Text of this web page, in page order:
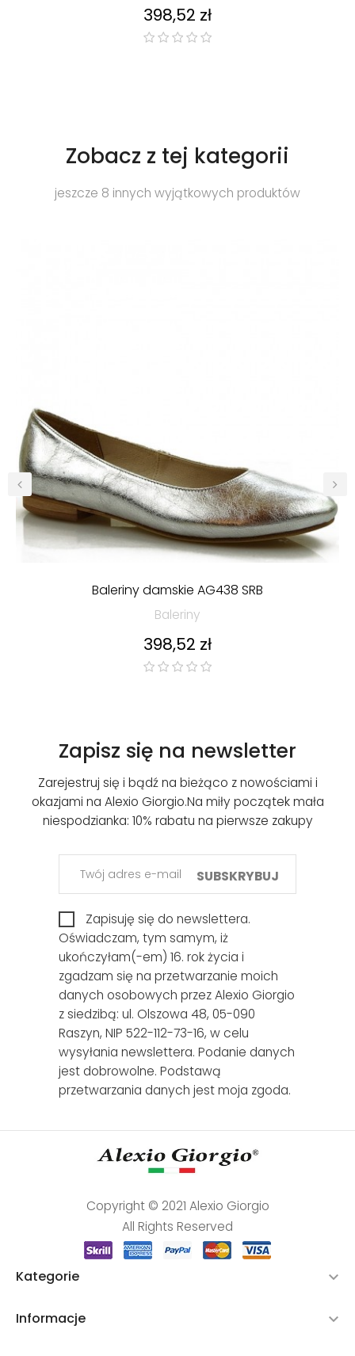
Cena
398,52 zł
Zobacz z tej kategorii
jeszcze 8 innych wyjątkowych produktów
Baleriny damskie AG438 SRB
Baleriny
Cena
398,52 zł
‹ ›
Zapisz się na newsletter
Zarejestruj się i bądź na bieżąco z nowościami i
okazjami na Alexio Giorgio.Na miły początek mała
niespodzianka: 10% rabatu na pierwsze zakupy
SUBSKRYBUJ
Zapisuję się do newslettera.
Oświadczam, tym samym, iż
ukończyłam(-em) 16. rok życia i
zgadzam się na przetwarzanie moich
danych osobowych przez Alexio Giorgio
z siedzibą: ul. Olszowa 48, 05-090
Raszyn, NIP 522-112-73-16, w celu
wysyłania newslettera. Podanie danych
jest dobrowolne. Podstawą
przetwarzania danych jest moja zgoda.
Copyright © 2021 Alexio Giorgio
All Rights Reserved
Kategorie 
Informacje 